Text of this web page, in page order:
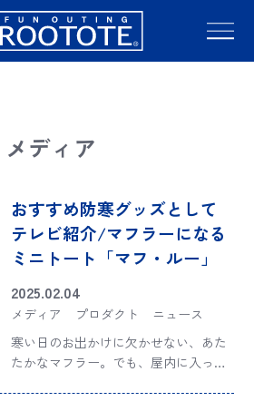
メディア
おすすめ防寒グッズとして
テレビ紹介/マフラーになる
ミニトート「マフ・ルー」
2025.02.04
メディア プロダクト
ニュース
寒い日のお出かけに欠かせない、あた
たかなマフラー。でも、屋内に入った